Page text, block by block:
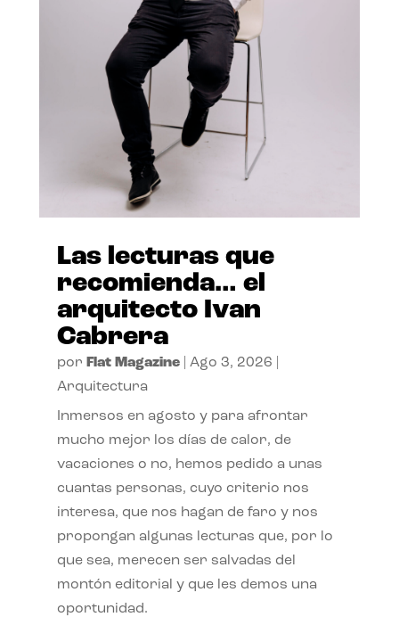
Las lecturas que
recomienda… el
arquitecto Ivan
Cabrera
por Flat Magazine| Ago 3, 2026
Arquitectura
Inmersos en agosto y para afrontar
mucho mejor los días de calor, de
vacaciones o no, hemos pedido a unas
cuantas personas, cuyo criterio nos
interesa, que nos hagan de faro y nos
propongan algunas lecturas que, por lo
que sea, merecen ser salvadas del
montón editorial y que les demos una
oportunidad.